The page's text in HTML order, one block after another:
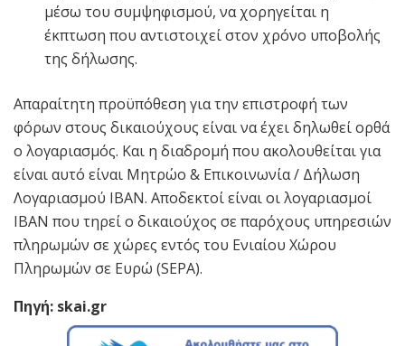
μέσω του συμψηφισμού, να χορηγείται η
έκπτωση που αντιστοιχεί στον χρόνο υποβολής
της δήλωσης.
Απαραίτητη προϋπόθεση για την επιστροφή των
φόρων στους δικαιούχους είναι να έχει δηλωθεί ορθά
ο λογαριασμός. Και η διαδρομή που ακολουθείται για
είναι αυτό είναι Μητρώο & Επικοινωνία / Δήλωση
Λογαριασμού ΙΒΑΝ. Αποδεκτοί είναι οι λογαριασμοί
ΙΒΑΝ που τηρεί ο δικαιούχος σε παρόχους υπηρεσιών
πληρωμών σε χώρες εντός του Ενιαίου Χώρου
Πληρωμών σε Ευρώ (SEPA).
Πηγή: skai.gr